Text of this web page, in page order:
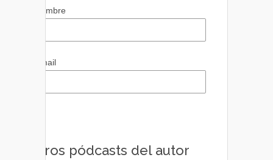
Nombre
Email
Otros pódcasts del autor